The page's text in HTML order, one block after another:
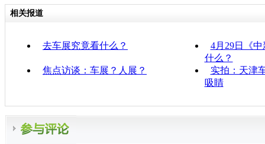
相关报道
去车展究竟看什么？
4月29日《
什么？
焦点访谈：车展？人展？
实拍：天津
吸睛